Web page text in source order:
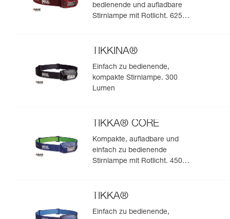
bedienende und aufladbare
Stirnlampe mit Rotlicht. 625
TIKKINA®
Einfach zu bedienende,
kompakte Stirnlampe. 300
Lumen
TIKKA® CORE
Kompakte, aufladbare und
einfach zu bedienende
Stirnlampe mit Rotlicht. 450
TIKKA®
Einfach zu bedienende,